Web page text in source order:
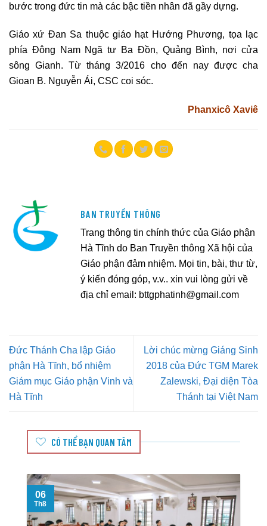
bước trong đức tin mà các bậc tiền nhân đã gầy dựng.
Giáo xứ Đan Sa thuộc giáo hạt Hướng Phương, tọa lạc
phía Đông Nam Ngã tư Ba Đồn, Quảng Bình, nơi cửa
sông Gianh. Từ tháng 3/2016 cho đến nay được cha
Gioan B. Nguyễn Ái, CSC coi sóc.
Phanxicô Xaviê
BAN TRUYỀN THÔNG
Trang thông tin chính thức của Giáo phận
Hà Tĩnh do Ban Truyền thông Xã hội của
Giáo phận đảm nhiệm. Mọi tin, bài, thư từ,
ý kiến đóng góp, v.v.. xin vui lòng gửi về
địa chỉ email: bttgphatinh@gmail.com
Đức Thánh Cha lập Giáo
phận Hà Tĩnh, bổ nhiệm
Giám mục Giáo phận Vinh và
Hà Tĩnh
Lời chúc mừng Giáng Sinh
2018 của Đức TGM Marek
Zalewski, Đại diện Tòa
Thánh tại Việt Nam
CÓ THỂ BẠN QUAN TÂM
06
Th8